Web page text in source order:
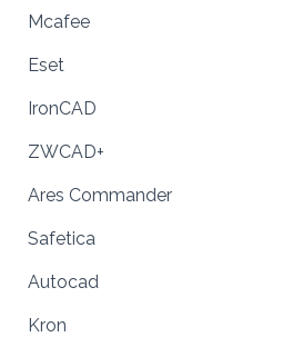
Mcafee
Eset
IronCAD
ZWCAD+
Ares Commander
Safetica
Autocad
Kron